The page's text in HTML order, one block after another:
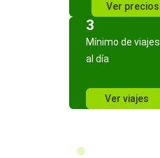
Ver precios
3
Mínimo de viajes
al día
Ver viajes